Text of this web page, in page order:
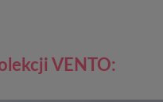
VENTO: